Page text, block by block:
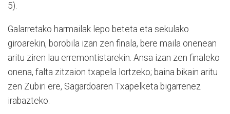
5).
Galarretako harmailak lepo beteta eta sekulako
giroarekin, borobila izan zen finala, bere maila onenean
aritu ziren lau erremontistarekin. Ansa izan zen finaleko
onena, falta zitzaion txapela lortzeko; baina bikain aritu
zen Zubiri ere, Sagardoaren Txapelketa bigarrenez
irabazteko.